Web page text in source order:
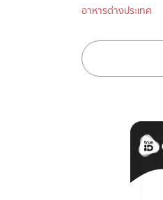
อาหารต่างประเทศ